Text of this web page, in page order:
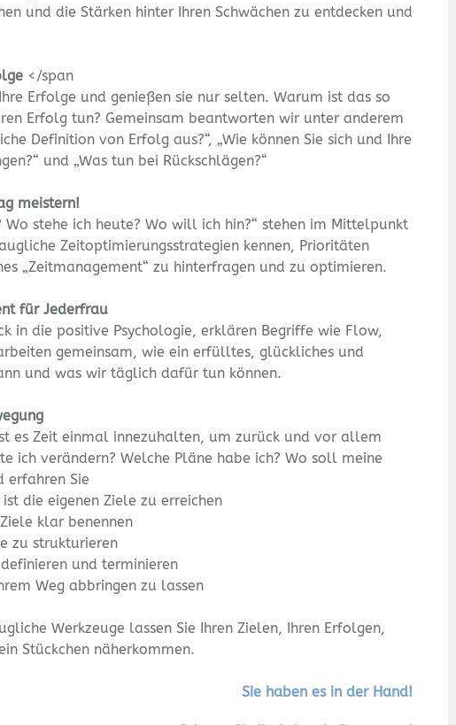
und die Stärken hinter Ihren Schwächen zu entdecken und
</span
Erfolge und genießen sie nur selten. Warum ist das so
Erfolg tun? Gemeinsam beantworten wir unter anderem
Definition von Erfolg aus?“, „Wie können Sie sich und Ihre
und „Was tun bei Rückschlägen?“
meistern!
stehe ich heute? Wo will ich hin?“ stehen im Mittelpunkt
Zeitoptimierungsstrategien kennen, Prioritäten
„Zeitmanagement“ zu hinterfragen und zu optimieren.
für Jederfrau
in die positive Psychologie, erklären Begriffe wie Flow,
gemeinsam, wie ein erfülltes, glückliches und
und was wir täglich dafür tun können.
es Zeit einmal innezuhalten, um zurück und vor allem
ich verändern? Welche Pläne habe ich? Wo soll meine
erfahren Sie
die eigenen Ziele zu erreichen
klar benennen
zu strukturieren
und terminieren
Weg abbringen zu lassen
Werkzeuge lassen Sie Ihren Zielen, Ihren Erfolgen,
Stückchen näherkommen.
Sie haben es in der Hand!